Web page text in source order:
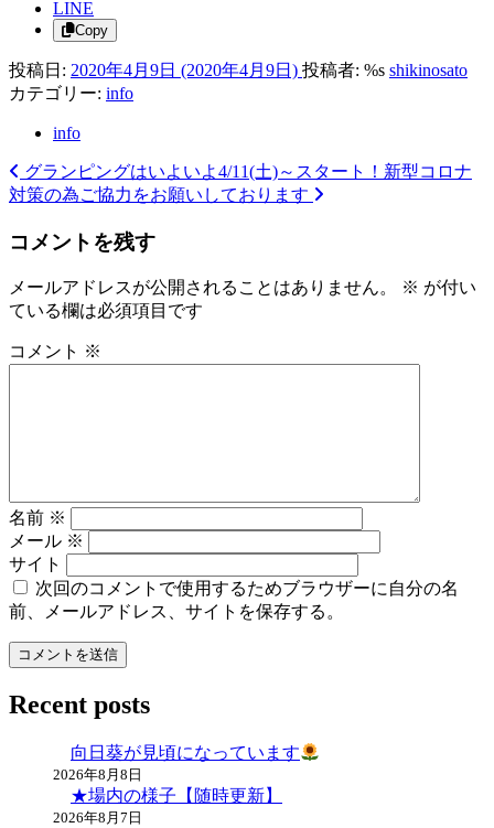
LINE
Copy
投稿日: 2020年4月9日 (2020年4月9日) 投稿者: %s shikinosato
カテゴリー: info
info
投
稿
ナ
ビ
ゲ
ー
グランピングはいよいよ4/11(土)～スタート！ 新型コロナ
対策の為ご協力をお願いしております
コメントを残す
メールアドレスが公開されることはありません。 ※ が付い
ている欄は必須項目です
コメント ※
名前 ※
メール ※
サイト
次回のコメントで使用するためブラウザーに自分の名
前、メールアドレス、サイトを保存する。
Recent posts
向日葵が見頃になっています
2026年8月8日
★場内の様子【随時更新】
2026年8月7日